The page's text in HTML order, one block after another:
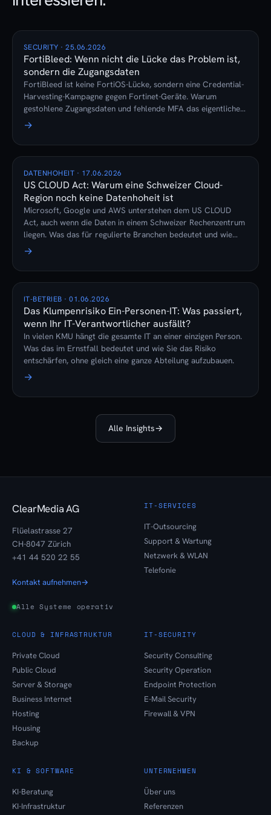
SECURITY · 25.06.2026
FortiBleed: Wenn nicht die Lücke das Problem ist,
sondern die Zugangsdaten
FortiBleed ist keine FortiOS-Lücke, sondern eine Credential-
Harvesting-Kampagne gegen Fortinet-Geräte. Warum
gestohlene Zugangsdaten und fehlende MFA das eigentliche
Risiko sind, und wie ein Managed-Firewall-Abo das
→
DATENHOHEIT · 17.06.2026
US CLOUD Act: Warum eine Schweizer Cloud-
Region noch keine Datenhoheit ist
Microsoft, Google und AWS unterstehen dem US CLOUD
Act, auch wenn die Daten in einem Schweizer Rechenzentrum
liegen. Was das für regulierte Branchen bedeutet und wie
echte Datenhoheit aussieht.
→
IT-BETRIEB · 01.06.2026
Das Klumpenrisiko Ein-Personen-IT: Was passiert,
wenn Ihr IT-Verantwortlicher ausfällt?
In vielen KMU hängt die gesamte IT an einer einzigen Person.
Was das im Ernstfall bedeutet und wie Sie das Risiko
entschärfen, ohne gleich eine ganze Abteilung aufzubauen.
→
Alle Insights→
ClearMedia AG
Flüelastrasse 27
CH-8047 Zürich
+41 44 520 22 55
Kontakt aufnehmen→
Alle Systeme operativ
IT-SERVICES
IT-Outsourcing
Support & Wartung
Netzwerk & WLAN
Telefonie
CLOUD & INFRASTRUKTUR
Private Cloud
Public Cloud
Server & Storage
Business Internet
Hosting
Housing
Backup
IT-SECURITY
Security Consulting
Security Operation
Endpoint Protection
E-Mail Security
Firewall & VPN
KI & SOFTWARE
KI-Beratung
KI-Infrastruktur
UNTERNEHMEN
Über uns
Referenzen